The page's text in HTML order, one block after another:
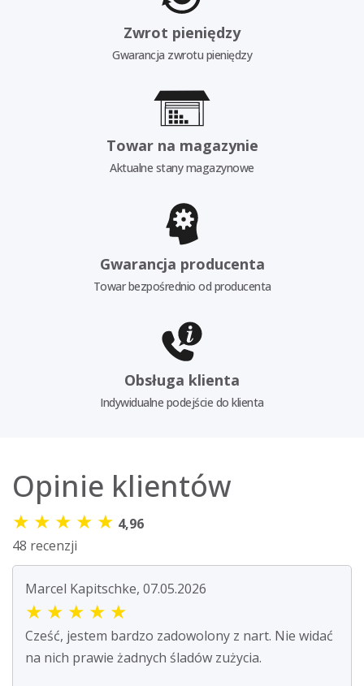
Zwrot pieniędzy
Gwarancja zwrotu pieniędzy
Towar na magazynie
Aktualne stany magazynowe
Gwarancja producenta
Towar bezpośrednio od producenta
Obsługa klienta
Indywidualne podejście do klienta
Opinie klientów
★ ★ ★ ★ ★ 4,96
48 recenzji
Marcel Kapitschke, 07.05.2026
★ ★ ★ ★ ★
Cześć, jestem bardzo zadowolony z nart. Nie widać
na nich prawie żadnych śladów zużycia.